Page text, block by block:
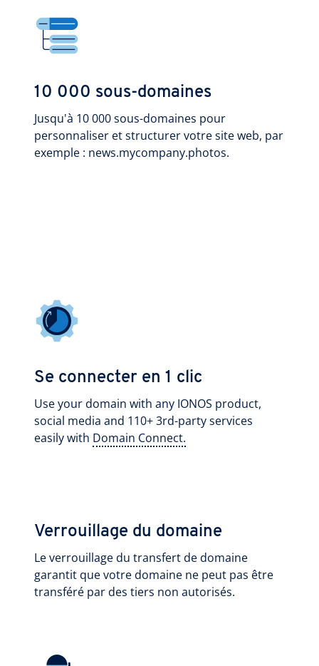
10 000 sous-domaines
Jusqu'à 10 000 sous-domaines pour
personnaliser et structurer votre site web, par
exemple : news.mycompany.photos.
Se connecter en 1 clic
Use your domain with any IONOS product,
social media and 110+ 3rd-party services
easily with Domain Connect.
Verrouillage du domaine
Le verrouillage du transfert de domaine
garantit que votre domaine ne peut pas être
transféré par des tiers non autorisés.